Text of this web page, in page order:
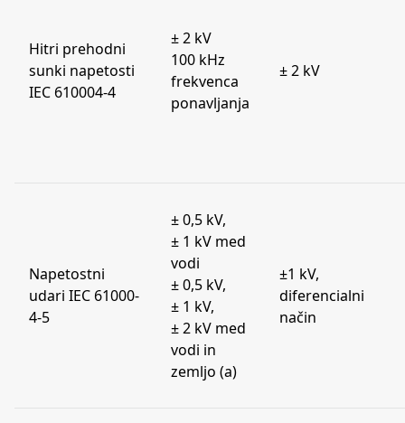
Hitri prehodni
sunki napetosti
IEC 610004-4
± 2 kV
100 kHz
frekvenca
ponavljanja
± 2 kV
Napetostni
udari IEC 61000-
4-5
± 0,5 kV,
± 1 kV med
vodi
± 0,5 kV,
± 1 kV,
± 2 kV med
vodi in
zemljo (a)
±1 kV,
diferencialni
način